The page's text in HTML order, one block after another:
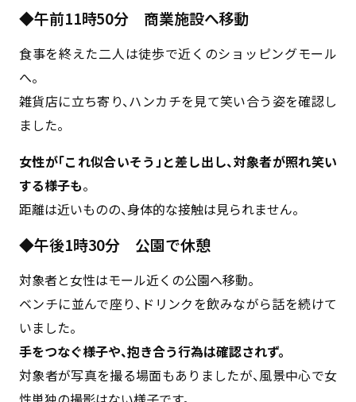
◆午前11時50分 商業施設へ移動
食事を終えた二人は徒歩で近くのショッピングモール
へ。
雑貨店に立ち寄り、ハンカチを見て笑い合う姿を確認し
ました。
女性が「これ似合いそう」と差し出し、対象者が照れ笑い
する様子も。
距離は近いものの、身体的な接触は見られません。
◆午後1時30分 公園で休憩
対象者と女性はモール近くの公園へ移動。
ベンチに並んで座り、ドリンクを飲みながら話を続けて
いました。
手をつなぐ様子や、抱き合う行為は確認されず。
対象者が写真を撮る場面もありましたが、風景中心で女